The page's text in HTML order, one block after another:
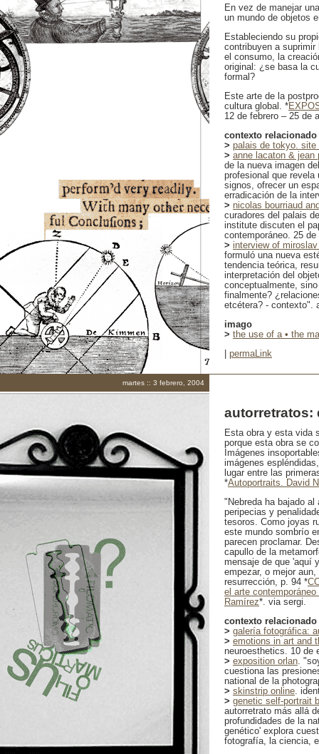
En vez de manejar
un mundo de objetos
Estableciendo su
contribuyen a
el consumo, la
original: ¿se basa la
formal?
Este arte de la
cultura global. *
12 de febrero – 25 de
contexto relacionado
> palais de tokyo. site
> anne lacaton & jean
de la nueva imagen
profesional que
signos, ofrecer un
erradicación de la
> nicolas bourriaud
curadores del palais
institute discuten el
contemporáneo. 25 de
> interview of
formuló una nueva
tendencia teórica,
interpretación del
conceptualmente,
finalmente?
etcétera? - contexto".
imago
> the use of a • the
permaLink
martes :: 3 febrero, 2004
autorretratos:
Esta obra y esta vida
porque esta obra se
Imágenes
imágenes
lugar entre las
*Autoportraits. David
"Nebreda ha bajado
peripecias y
tesoros. Como joyas
este mundo sombrío
parecen proclamar.
capullo de la
mensaje de que 'aquí
empezar, o mejor
resurrección, p. 94 *
el arte
Ramírez*. via sergi.
contexto relacionado
> galería fotográfica:
> emotions in art and
neuroesthetics. 10 de
> exposition orlan.
cuestiona las
national de la
> skinstrip online.
> genetic self-portrait
autorretrato más allá
profundidades de la
genético' explora
fotografía, la ciencia,